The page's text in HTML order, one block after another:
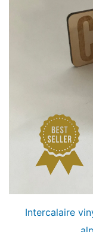
Intercalaire